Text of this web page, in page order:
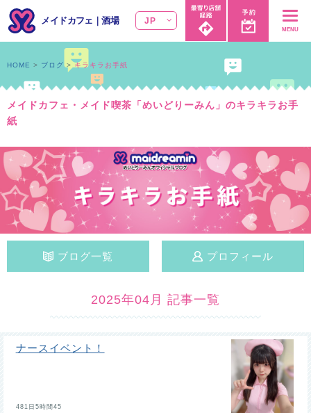
メイドカフェ ｜酒場 JP
MENU
メイドカフェ・メイド喫茶「めいどりーみん」のキラキラお手
紙
HOME ブログ キラキラお手紙
ブログ一覧 プロフィール
2025年04月 記事一覧
ナースイベント！
481日5時間45